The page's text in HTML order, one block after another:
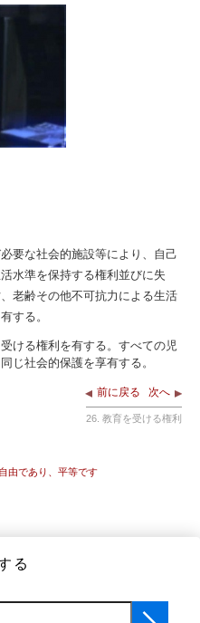
要な社会的施設等により、自己
水準を保持する権利並びに失
老齢その他不可抗力による生活
する。
ける権利を有する。すべての児
じ社会的保護を享有する。
前に戻る 次へ
26. 教育を受ける権利
由であり、平等です
ります
る